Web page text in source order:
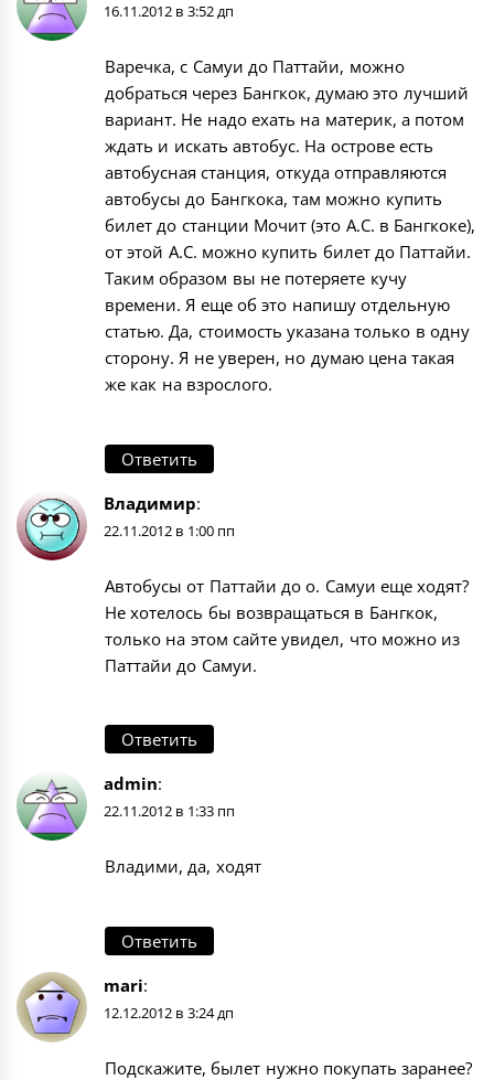
16.11.2012 в 3:52 дп
Варечка, с Самуи до Паттайи, можно
добраться через Бангкок, думаю это лучший
вариант. Не надо ехать на материк, а потом
ждать и искать автобус. На острове есть
автобусная станция, откуда отправляются
автобусы до Бангкока, там можно купить
билет до станции Мочит (это А.С. в Бангкоке),
от этой А.С. можно купить билет до Паттайи.
Таким образом вы не потеряете кучу
времени. Я еще об это напишу отдельную
статью. Да, стоимость указана только в одну
сторону. Я не уверен, но думаю цена такая
же как на взрослого.
Ответить
Владимир:
22.11.2012 в 1:00 пп
Автобусы от Паттайи до о. Самуи еще ходят?
Не хотелось бы возвращаться в Бангкок,
только на этом сайте увидел, что можно из
Паттайи до Самуи.
Ответить
admin:
22.11.2012 в 1:33 пп
Владими, да, ходят
Ответить
mari:
12.12.2012 в 3:24 дп
Подскажите, былет нужно покупать заранее?